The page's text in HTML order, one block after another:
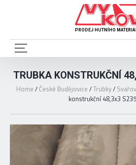
PRODEJ HUTNÍHO
TRUBKA KONSTRUKČNÍ
Home / České Budějovice /Trubky/
konstrukční 48,3x3